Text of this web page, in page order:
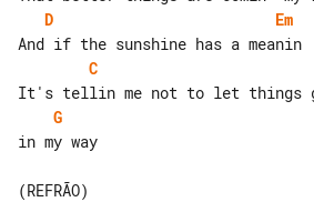
D
Em
C
G
in my way